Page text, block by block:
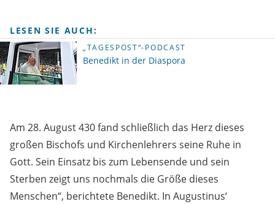
LESEN SIE AUCH:
„TAGESPOST“-PODCAST
Benedikt in der Diaspora
Am 28. August 430 fand schließlich das Herz dieses
großen Bischofs und Kirchenlehrers seine Ruhe in
Gott. Sein Einsatz bis zum Lebensende und sein
Sterben zeigt uns nochmals die Größe dieses
Menschen“, berichtete Benedikt. In Augustinus‘